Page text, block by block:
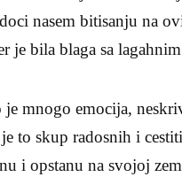
nasem bitisanju na
je bila blaga sa
mnogo emocija,
to skup radosnih i
i opstanu na svojoj